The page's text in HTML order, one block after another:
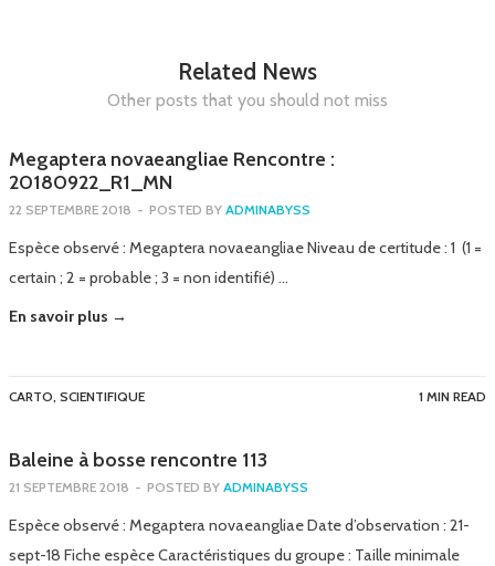
Related News
Other posts that you should not miss
Megaptera novaeangliae Rencontre :
20180922_R1_MN
22 SEPTEMBRE 2018 - POSTED BY ADMINABYSS
Espèce observé : Megaptera novaeangliae Niveau de certitude : 1 (1 =
certain ; 2 = probable ; 3 = non identifié) …
En savoir plus →
CARTO, SCIENTIFIQUE 1 MIN READ
Baleine à bosse rencontre 113
21 SEPTEMBRE 2018 - POSTED BY ADMINABYSS
Espèce observé : Megaptera novaeangliae Date d’observation : 21-
sept-18 Fiche espèce Caractéristiques du groupe : Taille minimale